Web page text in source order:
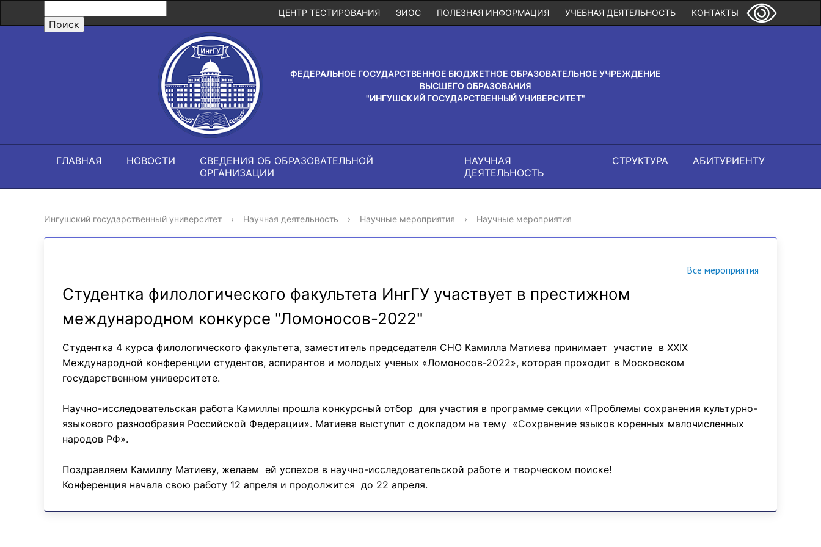
КОНТАКТЫ
УЧЕБНАЯ ДЕЯТЕЛЬНОСТЬ
ПОЛЕЗНАЯ ИНФОРМАЦИЯ
ЭИОС
ЦЕНТР ТЕСТИРОВАНИЯ
ФЕДЕРАЛЬНОЕ ГОСУДАРСТВЕННОЕ БЮДЖЕТНОЕ ОБРАЗОВАТЕЛЬНОЕ УЧРЕЖДЕНИЕ
ВЫСШЕГО ОБРАЗОВАНИЯ
"ИНГУШСКИЙ ГОСУДАРСТВЕННЫЙ УНИВЕРСИТЕТ"
ГЛАВНАЯ НОВОСТИ
СВЕДЕНИЯ ОБ ОБРАЗОВАТЕЛЬНОЙ
ОРГАНИЗАЦИИ
НАУЧНАЯ
ДЕЯТЕЛЬНОСТЬ
СТРУКТУРА АБИТУРИЕНТУ
Ингушский государственный университет › Научная деятельность › Научные мероприятия › Научные мероприятия
Все мероприятия
Студентка филологического факультета ИнгГУ участвует в престижном
международном конкурсе "Ломоносов-2022"
Студентка 4 курса филологического факультета, заместитель председателя СНО Камилла Матиева принимает участие в XXIX
Международной конференции студентов, аспирантов и молодых ученых «Ломоносов-2022», которая проходит в Московском
государственном университете.
Научно-исследовательская работа Камиллы прошла конкурсный отбор для участия в программе секции «Проблемы сохранения культурно-
языкового разнообразия Российской Федерации». Матиева выступит с докладом на тему «Сохранение языков коренных малочисленных
народов РФ».
Поздравляем Камиллу Матиеву, желаем ей успехов в научно-исследовательской работе и творческом поиске!
Конференция начала свою работу 12 апреля и продолжится до 22 апреля.